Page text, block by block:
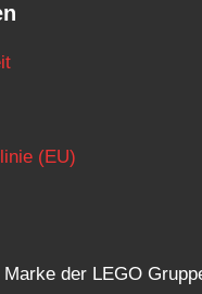
(EU)
der LEGO